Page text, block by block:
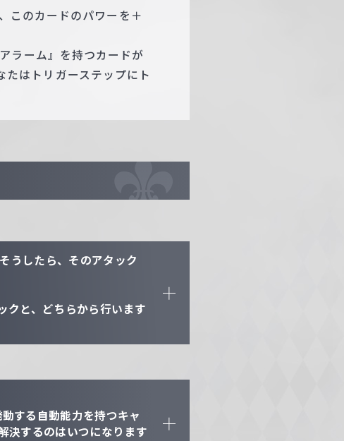
このカードのパワーを＋
ラーム』を持つカードが
はトリガーステップにト
うしたら、そのアタック
クと、どちらから行います
する自動能力を持つキャ
決するのはいつになります